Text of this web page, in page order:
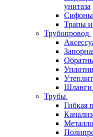
унитаза
Сифоны
Трапы
Трубопровод
Шланги
Трубы
Гибкая